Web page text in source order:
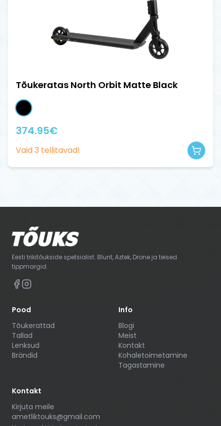
Tõukeratas North Orbit Matte Black
374.95€
Vaid3 tellitavad!
Eesti trikitõukside spetsialist. Blunt, Aztek, Drone ja teised
tippmargid.
Pood
Tõukerattad
Tallad
Lenksud
Brändid
Info
Blogi
Meist
Kontakt
Kohaletoimetamine
Tagastamine
Kontakt
Kirjuta meile
ametliktouks@gmail.com